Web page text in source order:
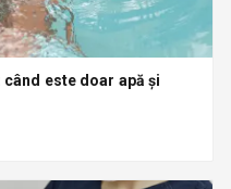
este doar apă și